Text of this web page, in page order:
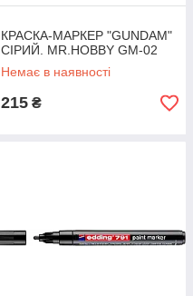
КРАСКА-МАРКЕР "GUNDAM"
СІРИЙ. MR.HOBBY GM-02
Немає в наявності
215 ₴